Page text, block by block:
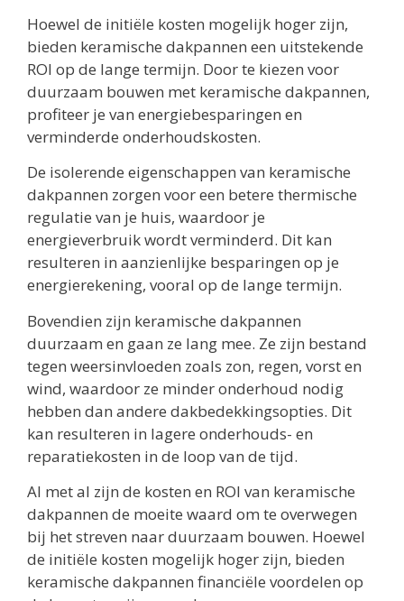
Hoewel de initiële kosten mogelijk hoger zijn,
bieden keramische dakpannen een uitstekende
ROI op de lange termijn. Door te kiezen voor
duurzaam bouwen met keramische dakpannen,
profiteer je van energiebesparingen en
verminderde onderhoudskosten.
De isolerende eigenschappen van keramische
dakpannen zorgen voor een betere thermische
regulatie van je huis, waardoor je
energieverbruik wordt verminderd. Dit kan
resulteren in aanzienlijke besparingen op je
energierekening, vooral op de lange termijn.
Bovendien zijn keramische dakpannen
duurzaam en gaan ze lang mee. Ze zijn bestand
tegen weersinvloeden zoals zon, regen, vorst en
wind, waardoor ze minder onderhoud nodig
hebben dan andere dakbedekkingsopties. Dit
kan resulteren in lagere onderhouds- en
reparatiekosten in de loop van de tijd.
Al met al zijn de kosten en ROI van keramische
dakpannen de moeite waard om te overwegen
bij het streven naar duurzaam bouwen. Hoewel
de initiële kosten mogelijk hoger zijn, bieden
keramische dakpannen financiële voordelen op